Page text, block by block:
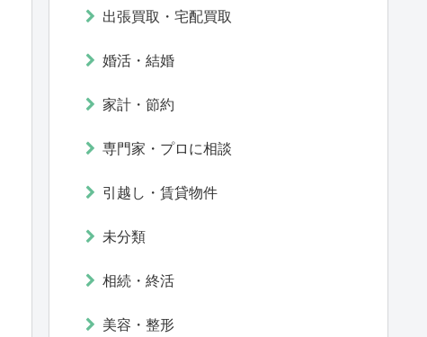
出張買取・宅配買取
婚活・結婚
家計・節約
専門家・プロに相談
引越し・賃貸物件
未分類
相続・終活
美容・整形